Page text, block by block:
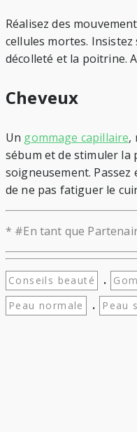
Réalisez des
cellules mortes.
décolleté et la poitrine.
Cheveux
Un gommage capillaire,
sébum et de stimuler la
soigneusement.
de ne pas fatiguer le
* #En tant que
Conseils beauté .
Peau normale . Peau